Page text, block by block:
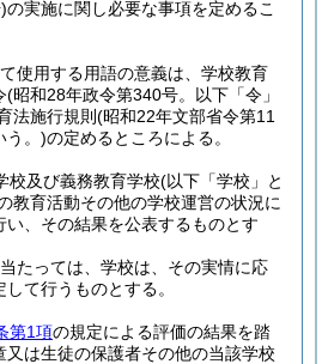
の実施に関し必要な事項を定めるこ
使用する用語の意義は、学校教育
(昭和28年政令第340号。以下「令」
法施行規則 (昭和22年文部省令第11
う。)の定めるところによる。
校及び義務教育学校(以下「学校」と
教育活動その他の学校運営の状況に
、その結果を公表するものとす
たっては、学校は、その実情に応
て行うものとする。
第1項の規定による評価の結果を踏
又は生徒の保護者その他の当該学校